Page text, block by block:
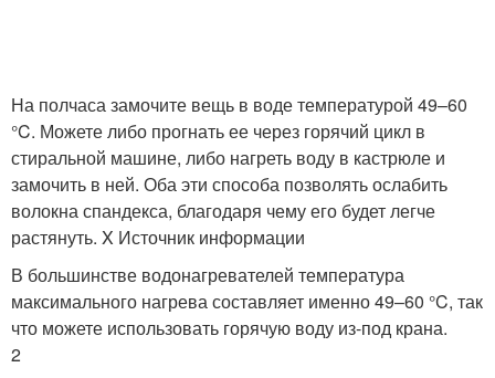
На полчаса замочите вещь в воде температурой 49–60
°C. Можете либо прогнать ее через горячий цикл в
стиральной машине, либо нагреть воду в кастрюле и
замочить в ней. Оба эти способа позволять ослабить
волокна спандекса, благодаря чему его будет легче
растянуть. X Источник информации
В большинстве водонагревателей температура
максимального нагрева составляет именно 49–60 °C, так
что можете использовать горячую воду из-под крана.
2